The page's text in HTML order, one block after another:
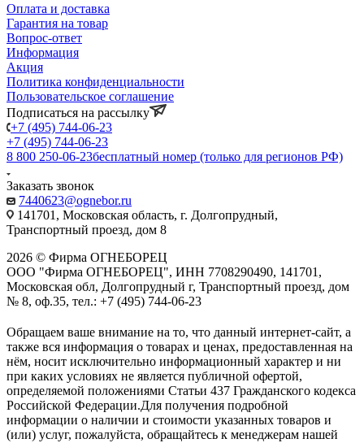
Оплата и доставка
Гарантия на товар
Вопрос-ответ
Информация
Акция
Политика конфиденциальности
Пользовательское соглашение
Подписаться на рассылку
+7 (495) 744-06-23
+7 (495) 744-06-23
8 800 250-06-23бесплатный номер (только для регионов РФ)
Заказать звонок
7440623@ognebor.ru
141701, Московская область, г. Долгопрудный,
Транспортный проезд, дом 8
2026 © Фирма ОГНЕБОРЕЦ
ООО "Фирма ОГНЕБОРЕЦ", ИНН 7708290490, 141701,
Московская обл, Долгопрудный г, Транспортный проезд, дом
№ 8, оф.35, тел.: +7 (495) 744-06-23
Обращаем ваше внимание на то, что данный интернет-сайт, а
также вся информация о товарах и ценах, предоставленная на
нём, носит исключительно информационный характер и ни
при каких условиях не является публичной офертой,
определяемой положениями Статьи 437 Гражданского кодекса
Российской Федерации.Для получения подробной
информации о наличии и стоимости указанных товаров и
(или) услуг, пожалуйста, обращайтесь к менеджерам нашей